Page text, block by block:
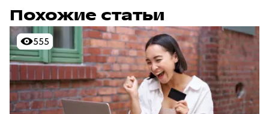
Похожие статьи
555
555